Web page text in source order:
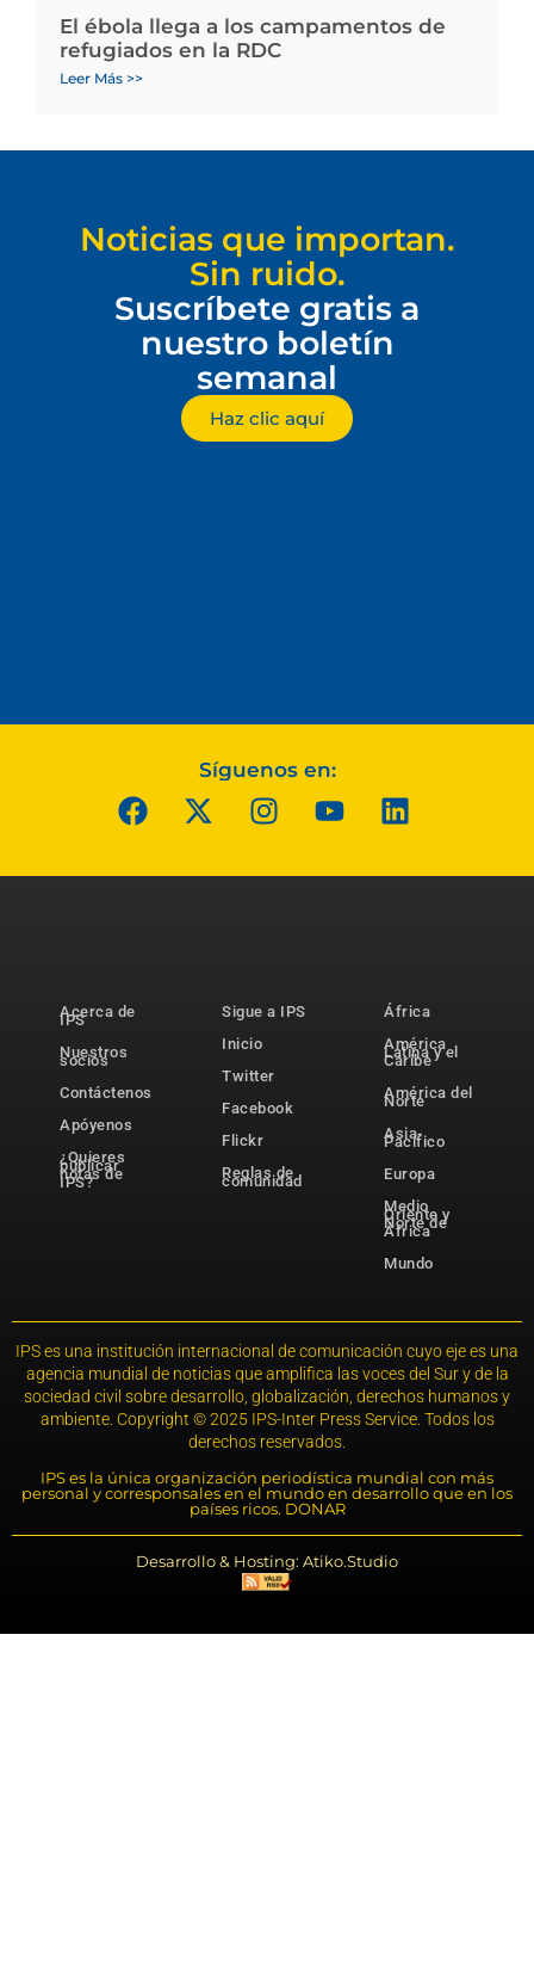
El ébola llega a los campamentos de
refugiados en la RDC
Leer Más >>
Noticias que importan.
Sin ruido.
Suscríbete gratis a
nuestro boletín
semanal
Haz clic aquí
Síguenos en:
Acerca de
IPS
Nuestros
socios
Contáctenos
Apóyenos
¿Quieres
publicar
notas de
IPS?
Sigue a IPS
Inicio
Twitter
Facebook
Flickr
Reglas de
comunidad
África
América
Latina y el
Caribe
América del
Norte
Asia-
Pacífico
Europa
Medio
Oriente y
Norte de
África
Mundo
IPS es una institución internacional de comunicación cuyo eje es una
agencia mundial de noticias que amplifica las voces del Sur y de la
sociedad civil sobre desarrollo, globalización, derechos humanos y
ambiente. Copyright © 2025 IPS-Inter Press Service. Todos los
derechos reservados.
IPS es la única organización periodística mundial con más
personal y corresponsales en el mundo en desarrollo que en los
países ricos. DONAR
Desarrollo & Hosting: Atiko.Studio